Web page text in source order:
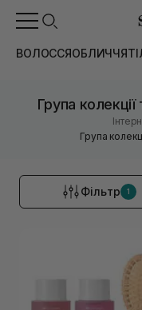
ВОЛОССЯОБЛИЧЧЯ
Група колекції
Група
Фільтр 1